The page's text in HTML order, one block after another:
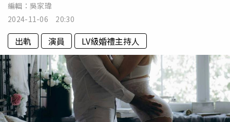
編輯： 吳家瑋
2024-11-06 20:30
出軌 演員 LV級婚禮主持人